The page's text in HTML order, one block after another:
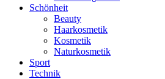
Schönheit
Beauty
Haarkosmetik
Kosmetik
Naturkosmetik
Sport
Technik